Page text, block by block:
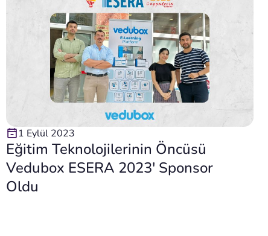
1 Eylül 2023
Eğitim Teknolojilerinin Öncüsü
Vedubox ESERA 2023′ Sponsor
Oldu